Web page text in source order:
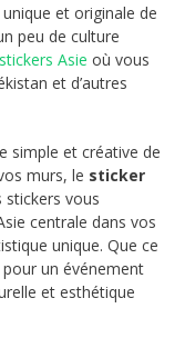
et originale de
peu de culture
stickers Asie où vous
et d’autres
simple et créative de
murs, le sticker
stickers vous
centrale dans vos
unique. Que ce
un événement
et esthétique